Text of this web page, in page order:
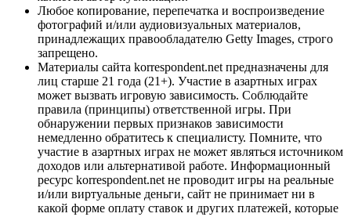
Любое копирование, перепечатка и воспроизведение
фотографий и/или аудиовизуальных материалов,
принадлежащих правообладателю Getty Images, строго
запрещено.
Материалы сайта korrespondent.net предназначены для
лиц старше 21 года (21+). Участие в азартных играх
может вызвать игровую зависимость. Соблюдайте
правила (принципы) ответственной игры. При
обнаружении первых признаков зависимости
немедленно обратитесь к специалисту. Помните, что
участие в азартных играх не может являться источником
доходов или альтернативой работе. Информационный
ресурс korrespondent.net не проводит игры на реальные
и/или виртуальные деньги, сайт не принимает ни в
какой форме оплату ставок и других платежей, которые